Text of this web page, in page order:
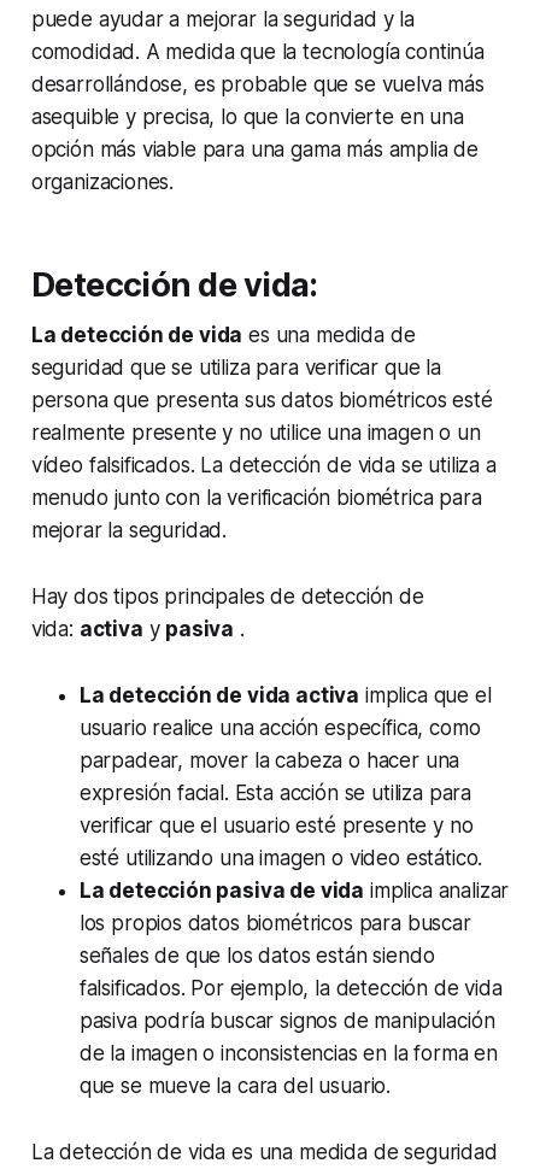
puede ayudar a mejorar la seguridad y la
comodidad. A medida que la tecnología continúa
desarrollándose, es probable que se vuelva más
asequible y precisa, lo que la convierte en una
opción más viable para una gama más amplia de
organizaciones.
Detección de vida:
La detección de vida es una medida de
seguridad que se utiliza para verificar que la
persona que presenta sus datos biométricos esté
realmente presente y no utilice una imagen o un
vídeo falsificados. La detección de vida se utiliza a
menudo junto con la verificación biométrica para
mejorar la seguridad.
Hay dos tipos principales de detección de
vida: activa y pasiva .
La detección de vida activa implica que el
usuario realice una acción específica, como
parpadear, mover la cabeza o hacer una
expresión facial. Esta acción se utiliza para
verificar que el usuario esté presente y no
esté utilizando una imagen o video estático.
La detección pasiva de vida implica analizar
los propios datos biométricos para buscar
señales de que los datos están siendo
falsificados. Por ejemplo, la detección de vida
pasiva podría buscar signos de manipulación
de la imagen o inconsistencias en la forma en
que se mueve la cara del usuario.
La detección de vida es una medida de seguridad